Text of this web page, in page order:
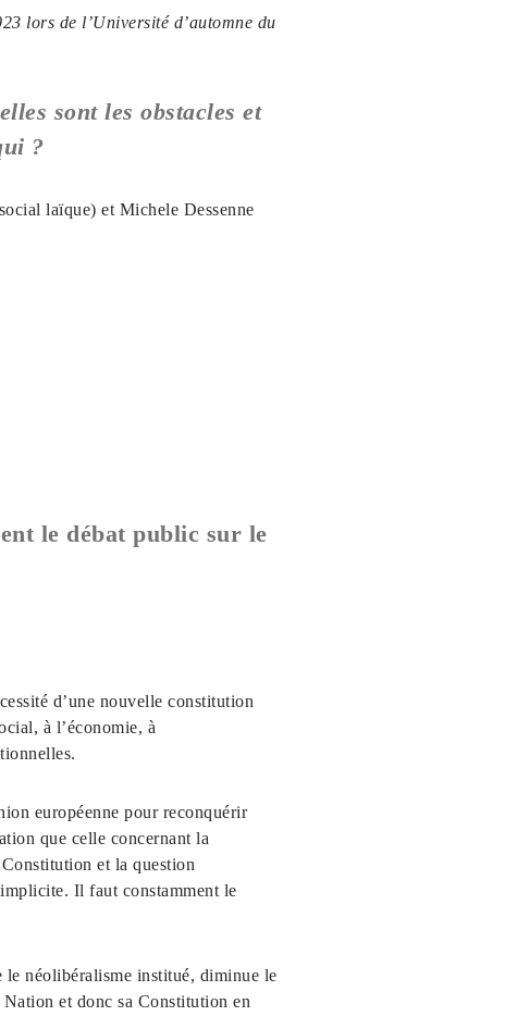
lors de l’Université d’automne du
sont les obstacles et
?
laïque) et Michele Dessenne
le débat public sur le
d’une nouvelle constitution
à l’économie, à
européenne pour reconquérir
que celle concernant la
et la question
Il faut constamment le
le néolibéralisme institué, diminue le
et donc sa Constitution en